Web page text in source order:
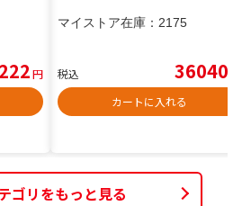
円
マイストア在庫： 2175
税込 36040
カートに入れる
ゴリをもっと見る